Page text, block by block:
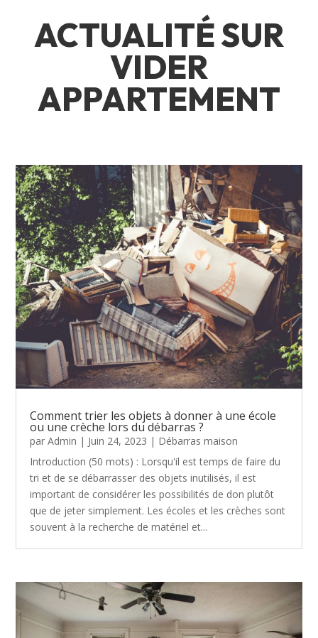
ACTUALITÉ SUR
VIDER
APPARTEMENT
Comment trier les objets à donner à une école
ou une crèche lors du débarras ?
parAdmin | Juin 24, 2023 | Débarras maison
Introduction (50 mots) : Lorsqu'il est temps de faire du
tri et de se débarrasser des objets inutilisés, il est
important de considérer les possibilités de don plutôt
que de jeter simplement. Les écoles et les crèches sont
souvent à la recherche de matériel et...